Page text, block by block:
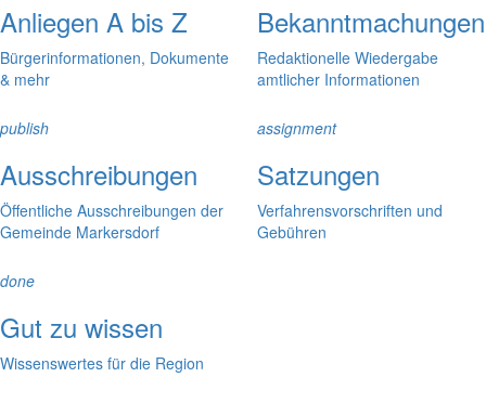
Anliegen A bis Z
Bürgerinformationen, Dokumente
& mehr
Bekanntmachungen
Redaktionelle Wiedergabe
amtlicher Informationen
publish
Ausschreibungen
Öffentliche Ausschreibungen der
Gemeinde Markersdorf
assignment
Satzungen
Verfahrensvorschriften und
Gebühren
done
Gut zu wissen
Wissenswertes für die Region